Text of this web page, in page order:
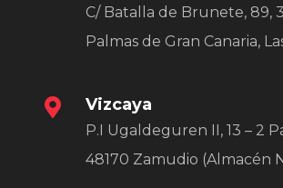
C/ Batalla de Brunete, 89,
Palmas de Gran Canaria,
Vizcaya
P.I Ugaldeguren II, 13 – 2
48170 Zamudio (Almacén